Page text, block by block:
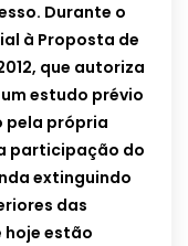
Durante o
à Proposta de
que autoriza
estudo prévio
pela própria
participação do
extinguindo
das
estão